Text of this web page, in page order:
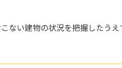
ない建物の状況を把握したう